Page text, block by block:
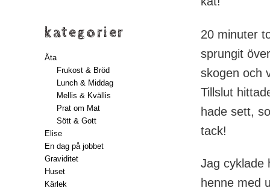
20 minuter
sprungit
skogen och
Tillslut
hade sett,
tack!
Jag cyklade
henne med
kategorier
Äta
Frukost & Bröd
Lunch & Middag
Mellis & Kvällis
Prat om Mat
Sött & Gott
Elise
En dag på jobbet
Graviditet
Huset
Kärlek